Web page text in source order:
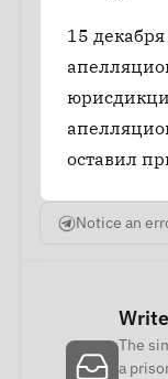
15
оставил
Notice an
The
a